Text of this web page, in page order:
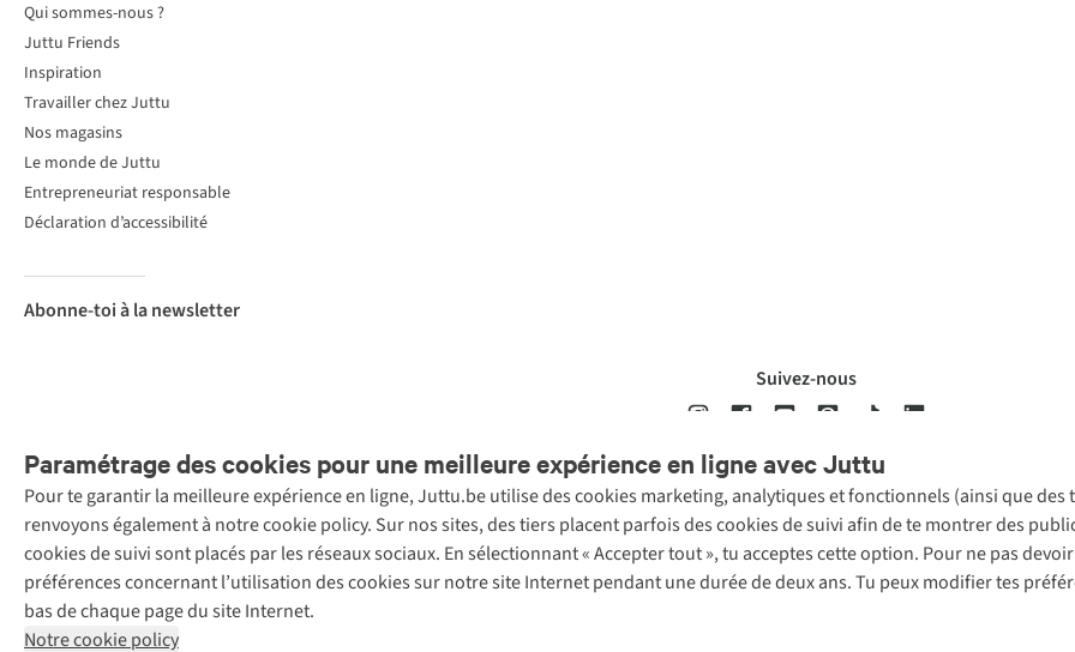
Paramétrage des cookies pour une meilleure expérience en ligne avec Juttu
Pour te garantir la meilleure expérience en ligne, Juttu.be utilise des cookies marketing, analytiques et fonctionnels (ainsi que
renvoyons également à notre cookie policy. Sur nos sites, des tiers placent parfois des cookies de suivi afin de te montrer des
cookies de suivi sont placés par les réseaux sociaux. En sélectionnant « Accepter tout », tu acceptes cette option. Pour ne pas
préférences concernant l’utilisation des cookies sur notre site Internet pendant une durée de deux ans. Tu peux modifier tes
bas de chaque page du site Internet.
Notre cookie policy
Qui sommes-nous ?
Juttu Friends
Inspiration
Travailler chez Juttu
Nos magasins
Le monde de Juttu
Entrepreneuriat responsable
Déclaration d’accessibilité
Abonne-toi à la newsletter
Suivez-nous
Mentions légales Politique de confidentialté Conditions générales Cookie
Retail Concepts
N.V.,
Smallandlaan
9, 2660